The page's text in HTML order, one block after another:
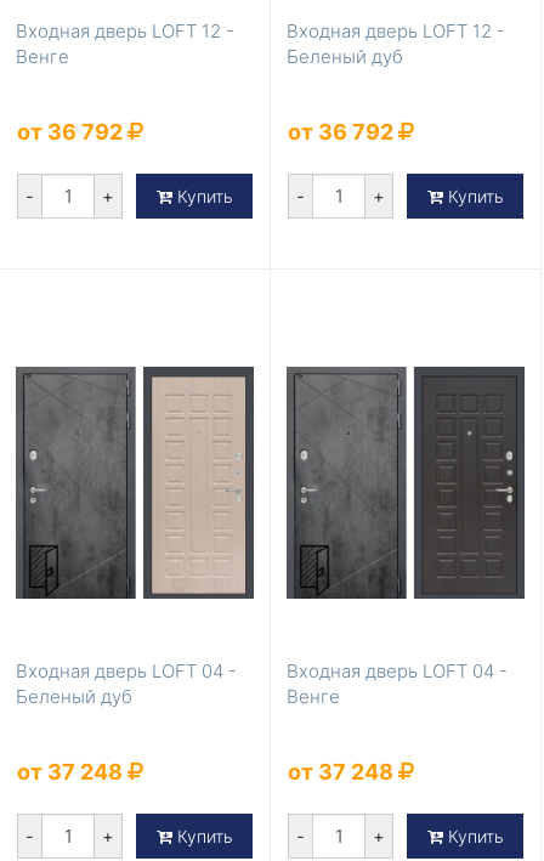
Входная дверь LOFT 12 -
Венге
от 36 792
- + Купить
Входная дверь LOFT 12 -
Беленый дуб
от 36 792
- + Купить
Входная дверь LOFT 04 -
Беленый дуб
от 37 248
- + Купить
Входная дверь LOFT 04 -
Венге
от 37 248
- + Купить